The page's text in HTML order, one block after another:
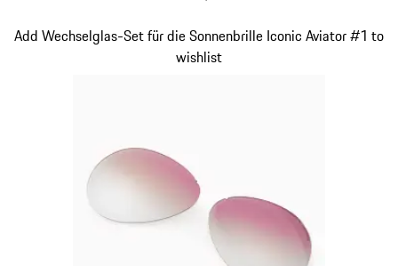
Add Wechselglas-Set für die Sonnenbrille Iconic Aviator #1 to
wishlist
Slide 7 von 21